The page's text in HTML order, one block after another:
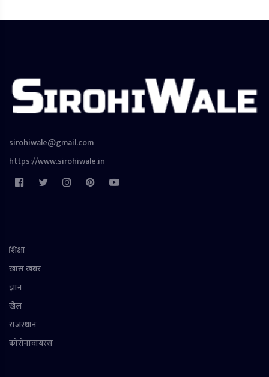
sirohiwale@gmail.com
https://www.sirohiwale.in
शिक्षा
खास खबर
ज्ञान
खेल
राजस्थान
कोरोनावायरस